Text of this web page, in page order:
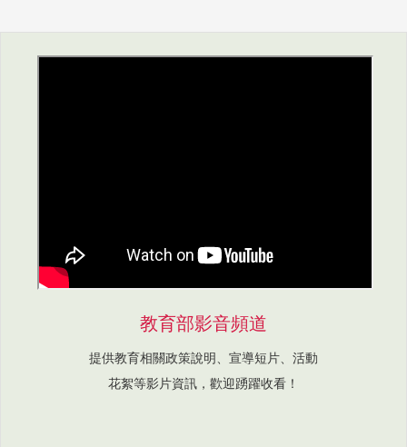
教育部影音頻道
提供教育相關政策說明、宣導短片、活動
花絮等影片資訊，歡迎踴躍收看！